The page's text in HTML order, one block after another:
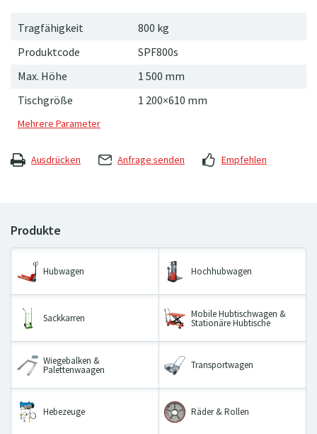
Tragfähigkeit
800 kg
Produktcode
SPF800s
Max. Höhe 1500 mm
Tischgröße
1 200×610 mm
Ausdrücken Anfrage senden Empfehlen
Hubwagen Hochhubwagen
Sackkarren Mobile Hubtischwagen &
Stationäre Hubtische
Wiegebalken &
Palettenwaagen Transportwagen
Hebezeuge Räder & Rollen